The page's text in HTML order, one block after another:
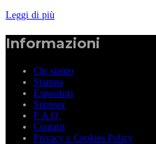
Leggi di più
Informazioni
Chi siamo
Stampa
Espositori
Sponsor
F.A.Q.
Contatti
Privacy e Cookies Policy